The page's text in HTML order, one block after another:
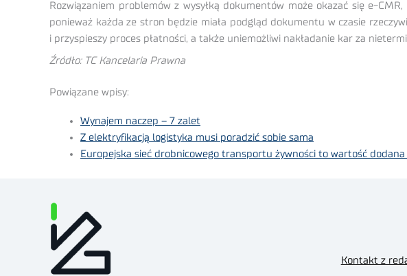
Rozwiązaniem problemów z wysyłką dokumentów może okazać się e-
ponieważ każda ze stron będzie miała podgląd dokumentu w czasie
i przyspieszy proces płatności, a także uniemożliwi nakładanie kar za
Źródło: TC Kancelaria Prawna
Powiązane wpisy:
Wynajem naczep – 7 zalet
Z elektryfikacją logistyka musi poradzić sobie sama
Europejska sieć drobnicowego transportu żywności to wartość
Kontakt z